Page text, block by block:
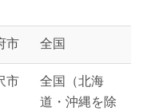
市 全国
市
全国（北海
道・沖縄を除